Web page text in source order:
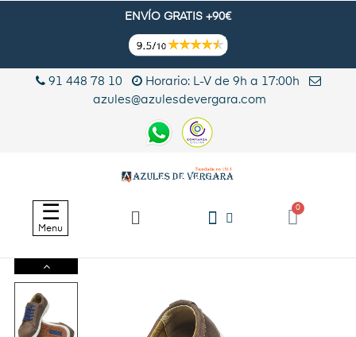
ENVÍO GRATIS +90€
91 448 78 10
Horario: L-V de 9h a 17:00h
azules@azulesdevergara.com
Navegación
de
palanca
☰
Menu